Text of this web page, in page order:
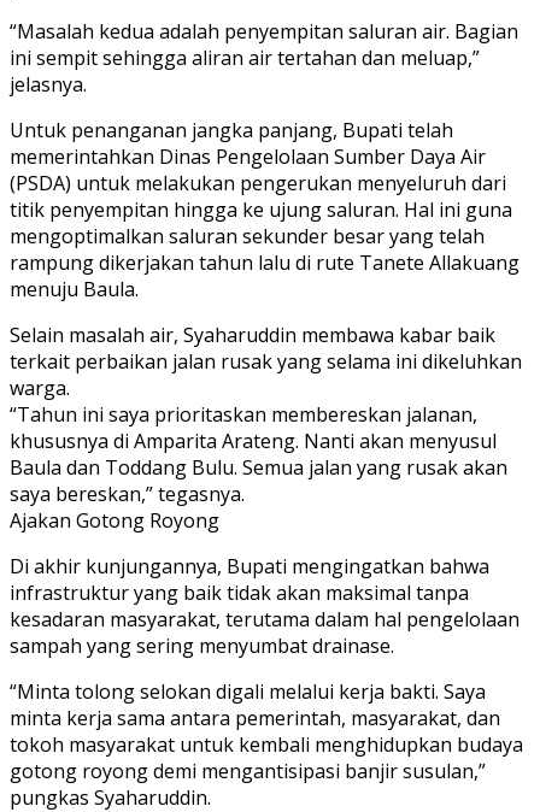
“Masalah kedua adalah penyempitan saluran air. Bagian
ini sempit sehingga aliran air tertahan dan meluap,”
jelasnya.
Untuk penanganan jangka panjang, Bupati telah
memerintahkan Dinas Pengelolaan Sumber Daya Air
(PSDA) untuk melakukan pengerukan menyeluruh dari
titik penyempitan hingga ke ujung saluran. Hal ini guna
mengoptimalkan saluran sekunder besar yang telah
rampung dikerjakan tahun lalu di rute Tanete Allakuang
menuju Baula.
Selain masalah air, Syaharuddin membawa kabar baik
terkait perbaikan jalan rusak yang selama ini dikeluhkan
warga.
“Tahun ini saya prioritaskan membereskan jalanan,
khususnya di Amparita Arateng. Nanti akan menyusul
Baula dan Toddang Bulu. Semua jalan yang rusak akan
saya bereskan,” tegasnya.
Ajakan Gotong Royong
Di akhir kunjungannya, Bupati mengingatkan bahwa
infrastruktur yang baik tidak akan maksimal tanpa
kesadaran masyarakat, terutama dalam hal pengelolaan
sampah yang sering menyumbat drainase.
“Minta tolong selokan digali melalui kerja bakti. Saya
minta kerja sama antara pemerintah, masyarakat, dan
tokoh masyarakat untuk kembali menghidupkan budaya
gotong royong demi mengantisipasi banjir susulan,”
pungkas Syaharuddin.